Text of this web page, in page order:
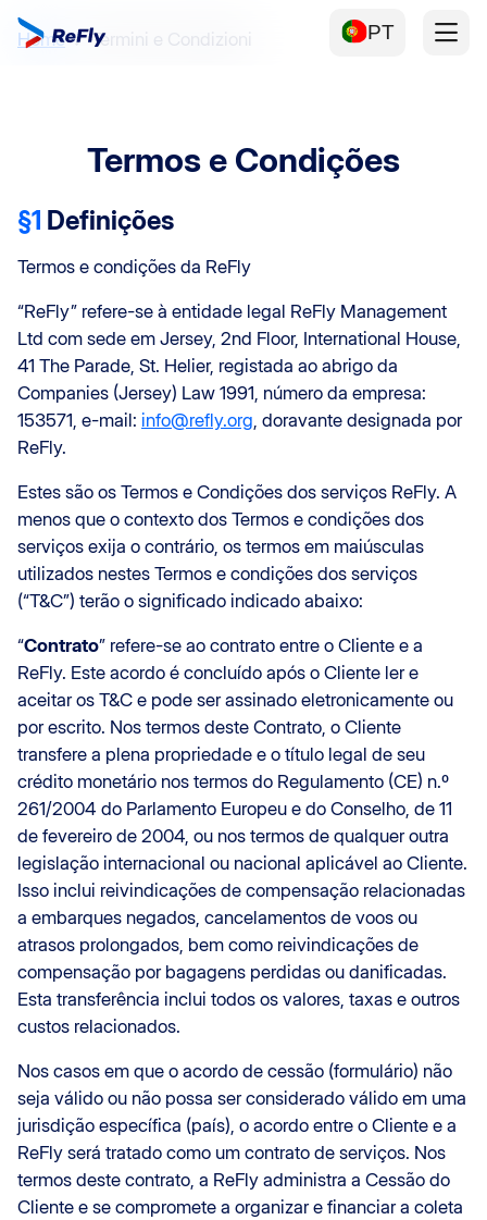
PT
Home Termini e Condizioni
Termos e Condições
§1 Definições
Termos e condições da ReFly
“ReFly” refere-se à entidade legal ReFly Management
Ltd com sede em Jersey, 2nd Floor, International House,
41 The Parade, St. Helier, registada ao abrigo da
Companies (Jersey) Law 1991, número da empresa:
153571, e-mail: info@refly.org, doravante designada por
ReFly.
Estes são os Termos e Condições dos serviços ReFly. A
menos que o contexto dos Termos e condições dos
serviços exija o contrário, os termos em maiúsculas
utilizados nestes Termos e condições dos serviços
(“T&C”) terão o significado indicado abaixo:
“Contrato” refere-se ao contrato entre o Cliente e a
ReFly. Este acordo é concluído após o Cliente ler e
aceitar os T&C e pode ser assinado eletronicamente ou
por escrito. Nos termos deste Contrato, o Cliente
transfere a plena propriedade e o título legal de seu
crédito monetário nos termos do Regulamento (CE) n.º
261/2004 do Parlamento Europeu e do Conselho, de 11
de fevereiro de 2004, ou nos termos de qualquer outra
legislação internacional ou nacional aplicável ao Cliente.
Isso inclui reivindicações de compensação relacionadas
a embarques negados, cancelamentos de voos ou
atrasos prolongados, bem como reivindicações de
compensação por bagagens perdidas ou danificadas.
Esta transferência inclui todos os valores, taxas e outros
custos relacionados.
Nos casos em que o acordo de cessão (formulário) não
seja válido ou não possa ser considerado válido em uma
jurisdição específica (país), o acordo entre o Cliente e a
ReFly será tratado como um contrato de serviços. Nos
termos deste contrato, a ReFly administra a Cessão do
Cliente e se compromete a organizar e financiar a coleta